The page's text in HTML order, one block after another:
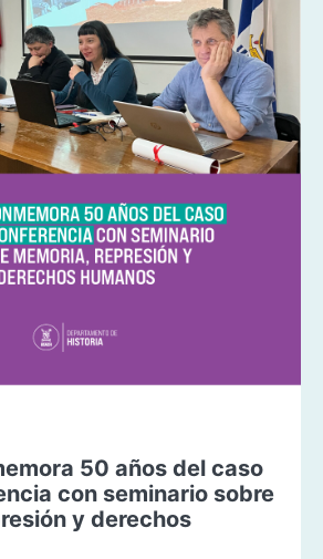
50 años del caso
con seminario sobre
y derechos